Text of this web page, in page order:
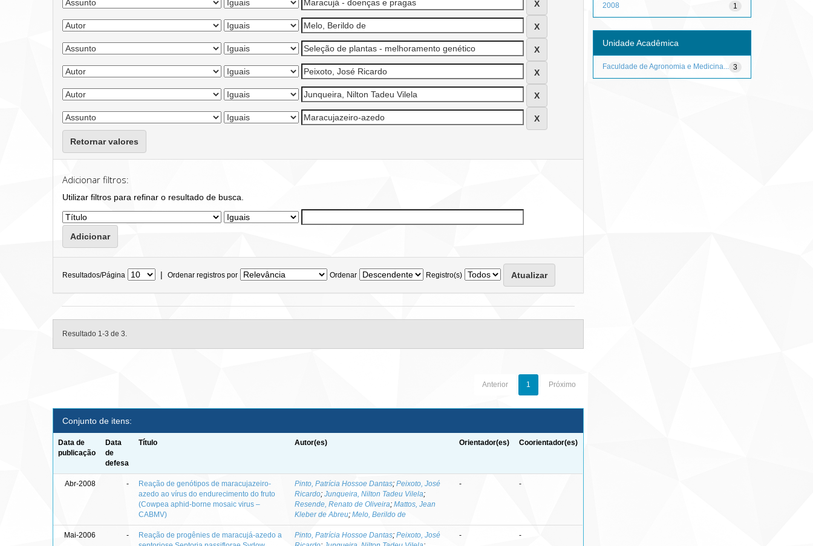
Retornar valores
Adicionar filtros:
Utilizar filtros para refinar o resultado de busca.
Resultados/Página | Ordenar registros por Ordenar Registro(s)
Resultado 1-3 de 3.
Anterior 1 Próximo
Conjunto de itens:
Data de
publicação
Data
de
defesa
Título Autor(es) Orientador(es) Coorientador(es)
Abr-2008 -
Reação de genótipos de maracujazeiro-
azedo ao vírus do endurecimento do fruto
(Cowpea aphid-borne mosaic virus –
CABMV)
Pinto, Patrícia Hossoe Dantas;Peixoto, José
Ricardo;Junqueira, Nilton Tadeu Vilela;
Resende, Renato de Oliveira;Mattos, Jean
Kleber de Abreu;Melo, Berildo de
- -
Mai-2006 -
Reação de progênies de maracujá-azedo a
Pinto, Patrícia Hossoe Dantas;Peixoto, José
- -
1
2008
Unidade Acadêmica
3
Faculdade de Agronomia e Medicina...